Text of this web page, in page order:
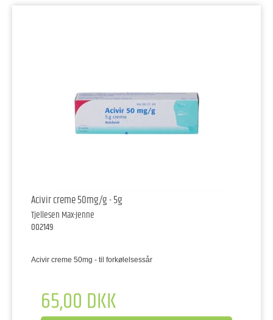
Acivir creme 50mg/g - 5g
Tjellesen Max-Jenne
002149
Acivir creme 50mg - til forkølelsessår
65,00 DKK